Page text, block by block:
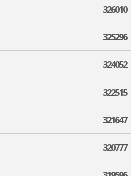
326010
325296
324052
322515
321647
320777